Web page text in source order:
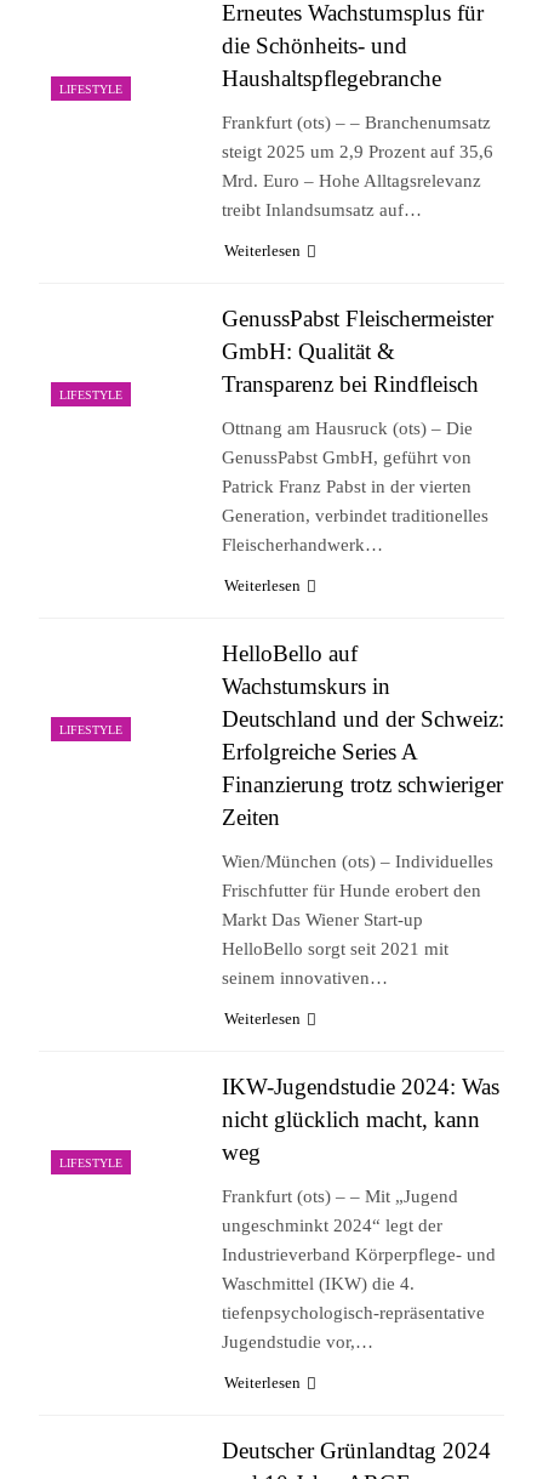
LIFESTYLE
Erneutes Wachstumsplus für
die Schönheits- und
Haushaltspflegebranche
Frankfurt (ots) – – Branchenumsatz
steigt 2025 um 2,9 Prozent auf 35,6
Mrd. Euro – Hohe Alltagsrelevanz
treibt Inlandsumsatz auf…
Weiterlesen
LIFESTYLE
GenussPabst Fleischermeister
GmbH: Qualität &
Transparenz bei Rindfleisch
Ottnang am Hausruck (ots) – Die
GenussPabst GmbH, geführt von
Patrick Franz Pabst in der vierten
Generation, verbindet traditionelles
Fleischerhandwerk…
Weiterlesen
LIFESTYLE
HelloBello auf
Wachstumskurs in
Deutschland und der Schweiz:
Erfolgreiche Series A
Finanzierung trotz schwieriger
Zeiten
Wien/München (ots) – Individuelles
Frischfutter für Hunde erobert den
Markt Das Wiener Start-up
HelloBello sorgt seit 2021 mit
seinem innovativen…
Weiterlesen
LIFESTYLE
IKW-Jugendstudie 2024: Was
nicht glücklich macht, kann
weg
Frankfurt (ots) – – Mit „Jugend
ungeschminkt 2024“ legt der
Industrieverband Körperpflege- und
Waschmittel (IKW) die 4.
tiefenpsychologisch-repräsentative
Jugendstudie vor,…
Weiterlesen
Deutscher Grünlandtag 2024